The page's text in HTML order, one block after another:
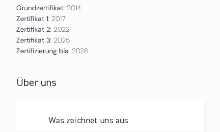
Grundzertifikat: 2014
Zertifikat 1: 2017
Zertifikat 2: 2022
Zertifikat 3: 2025
Zertifizierung bis: 2028
Über uns
Was zeichnet uns aus